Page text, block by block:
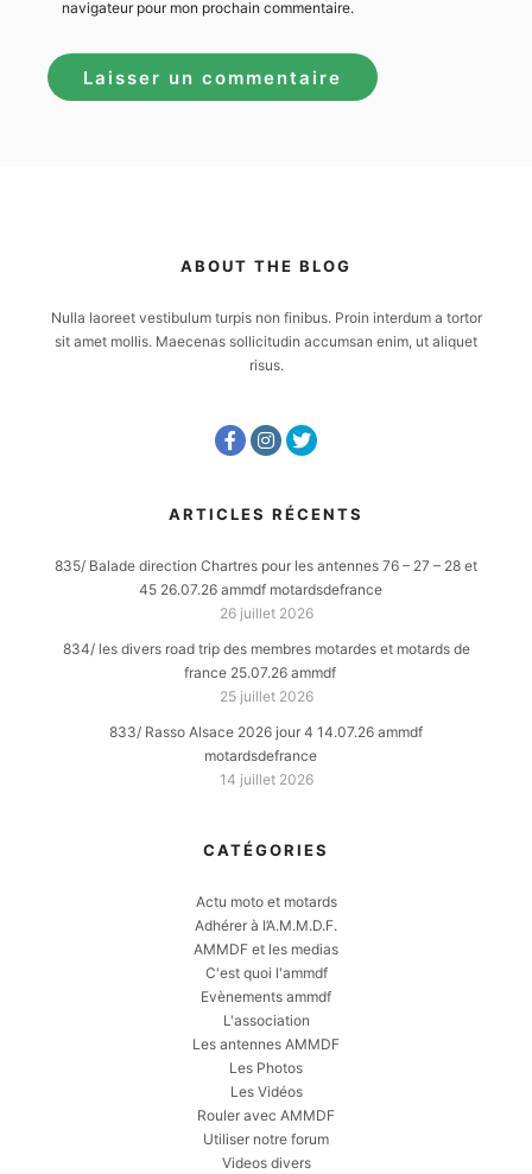
navigateur pour mon prochain commentaire.
ABOUT THE BLOG
Nulla laoreet vestibulum turpis non finibus. Proin interdum a tortor
sit amet mollis. Maecenas sollicitudin accumsan enim, ut aliquet
risus.
ARTICLES RÉCENTS
835/ Balade direction Chartres pour les antennes 76 – 27 – 28 et
45 26.07.26 ammdf motardsdefrance
26 juillet 2026
834/ les divers road trip des membres motardes et motards de
france 25.07.26 ammdf
25 juillet 2026
833/ Rasso Alsace 2026 jour 4 14.07.26 ammdf
motardsdefrance
14 juillet 2026
CATÉGORIES
Actu moto et motards
Adhérer à l’A.M.M.D.F.
AMMDF et les medias
C'est quoi l'ammdf
Evènements ammdf
L'association
Les antennes AMMDF
Les Photos
Les Vidéos
Rouler avec AMMDF
Utiliser notre forum
Videos divers